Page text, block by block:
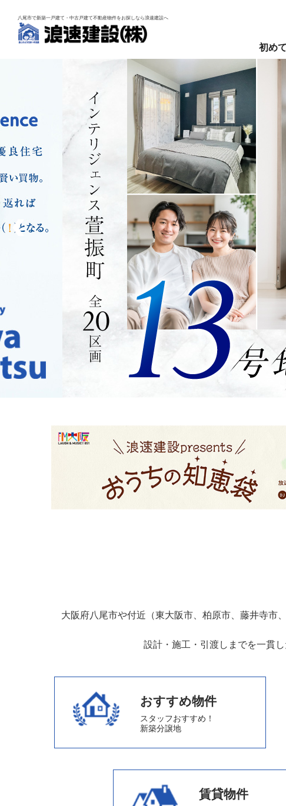
八尾市で新築一戸建て・中古戸建て不動産物件を お探しなら浪速建設へ
初め
大阪府八尾市や付近（東大阪市、柏原市、藤井寺市
設計・施工・引渡しまでを一貫
おすすめ物件
スタッフおすすめ！
新築分譲地
賃貸物件